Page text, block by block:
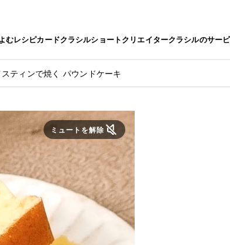
むレシピカードクラシルショートクリエイタークラシルのサー
スティンで焼く パウンドケーキ
ミュートを解除